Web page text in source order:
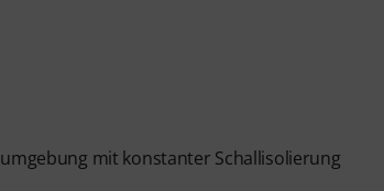
mit konstanter Schallisolierung